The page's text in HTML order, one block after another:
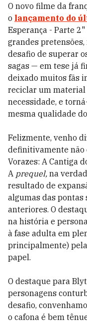
O novo filme da
o lançamento do
Esperança - Parte
grandes
desafio de superar
sagas — em tese já
deixado muitos fãs
reciclar um material
necessidade, e
mesma qualidade
Felizmente, venho
definitivamente não
Vorazes: A Cantiga
A prequel, na
resultado de
algumas das
anteriores. O
na história e
à fase adulta em
principalmente)
papel.
O destaque para
personagens
desafio,
o cafona é bem